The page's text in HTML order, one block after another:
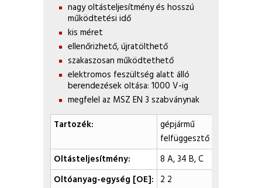
nagy oltásteljesítmény és hosszú
működtetési idő
kis méret
ellenőrizhető, újratölthető
szakaszosan működtethető
elektromos feszültség alatt álló
berendezések oltása: 1000 V-ig
megfelel az MSZ EN 3 szabványnak
Tartozék:
gépjármű
felfüggesztő
Oltásteljesítmény:
8 A, 34 B, C
Oltóanyag-egység [OE]: 2 2